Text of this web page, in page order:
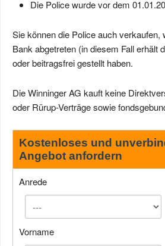
Die Police wurde vor dem
Sie können die Police auch verkaufen,
Bank abgetreten (in diesem Fall erhält
oder beitragsfrei gestellt haben.
Die Winninger AG kauft keine
oder Rürup-Verträge sowie
Kostenloses und
Angebot anfordern
Anrede
Vorname